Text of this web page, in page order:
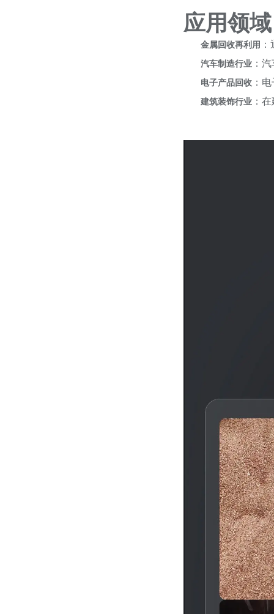
应用领域
金属回收再利用
汽车制造行业 ：
电子产品回收 ：
建筑装饰行业 ：